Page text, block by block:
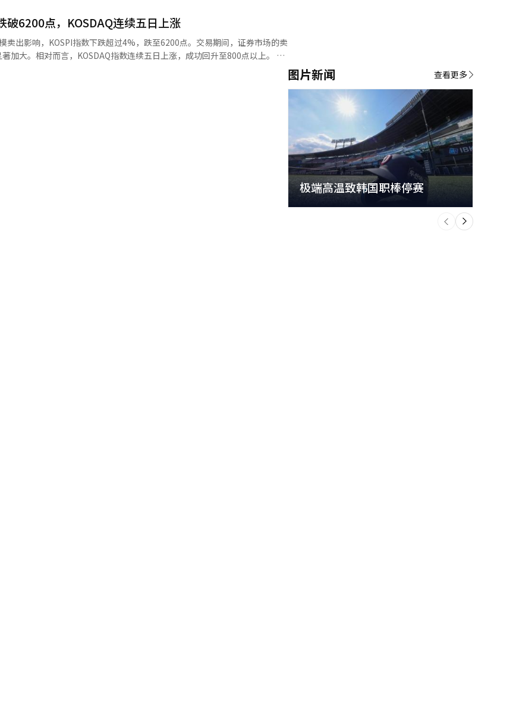
半以上，因此当全球内存半导体行业的不确定性或美中技术冲突等外部因素
导致KOSPI整体的暴跌，形成恶性循环。当天KOSPI的急剧下跌也源于三星
建表示：“指数
为美国大型科技公司抛售获利等外部不利因素出现时，过去个人投资者的买
构净买入4421亿韩元，推动了指数
市值较大的股票普遍上涨。艾比尔生物（上涨
（上涨9.71%）、阿尔特基（上涨9.45%）、生态科技（上涨6.33%）、
上涨4.58%，创下历史新高。该公司在上周发布的第二季度财报中，云计算
需求的增长，市值首次突破3万亿美元。 韩国证券公司研究员韩志
的证据将对国内股市形成利好。”因此，市场普遍期待当天国内股市以半导
破6200点，KOSDAQ连续五日上涨
卖出影响，KOSPI指数下跌超过4%，跌至6200点。交易期间，证券市场的卖
大。相对而言，KOSDAQ指数连续五日上涨，成功回升至800点以上。 根
交易日下跌301.88点（4.58%），收于6296.38点。当天，指数以6478.75点
图片新闻
极端高温致韩国职棒停赛
下
一
个
查看更多